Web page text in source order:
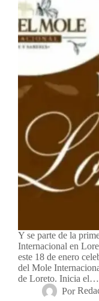
Y se parte de la
Internacional en
este 18 de enero
del Mole
de Loreto. Inicia el…
Por